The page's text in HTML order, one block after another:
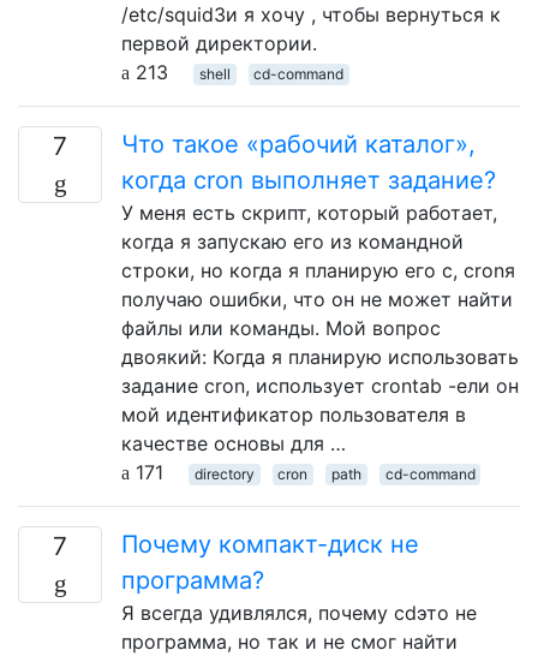
/etc/squid3и я хочу , чтобы вернуться к
первой директории.
213
shell cd-command
7
Что такое «рабочий каталог»,
когда cron выполняет задание?
У меня есть скрипт, который работает,
когда я запускаю его из командной
строки, но когда я планирую его с, cronя
получаю ошибки, что он не может найти
файлы или команды. Мой вопрос
двоякий: Когда я планирую использовать
задание cron, использует crontab -eли он
мой идентификатор пользователя в
качестве основы для …
171
directory cron path cd-command
7
Почему компакт-диск не
программа?
Я всегда удивлялся, почему cdэто не
программа, но так и не смог найти